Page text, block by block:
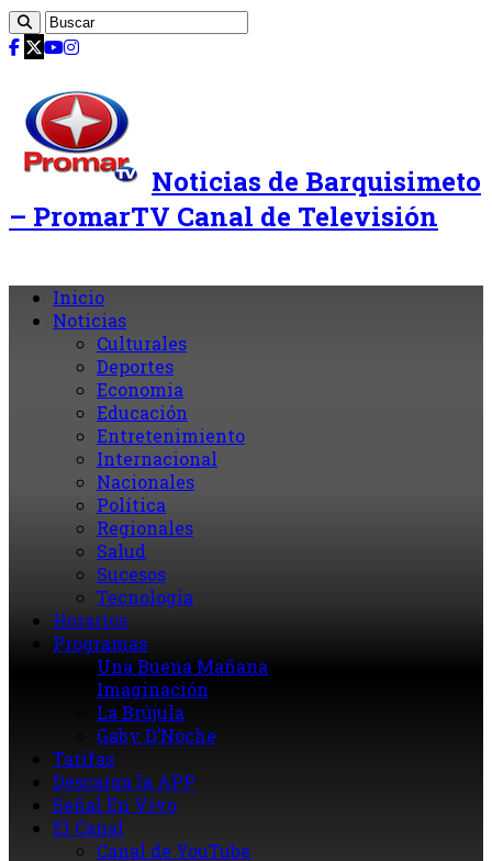
Noticias de Barquisimeto
– PromarTV Canal de Televisión
Inicio
Noticias
Culturales
Deportes
Economia
Educación
Entretenimiento
Internacional
Nacionales
Política
Regionales
Salud
Sucesos
Tecnología
Horarios
Programas
Una Buena Mañana
Imaginación
La Brújula
Gaby D’Noche
Tarifas
Descarga la APP
Señal En Vivo
El Canal
Canal de YouTube